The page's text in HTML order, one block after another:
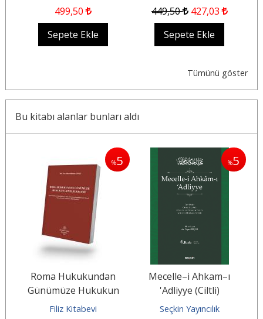
499,50
Sepete Ekle
449,50 427,03
Sepete Ekle
Tümünü göster
Bu kitabı alanlar bunları aldı
%5
Roma Hukukundan
Günümüze Hukukun
Genel İlkeleri
Filiz Kitabevi
%5
Mecelle–i Ahkam–ı
'Adliyye (Ciltli)
Seçkin Yayıncılık